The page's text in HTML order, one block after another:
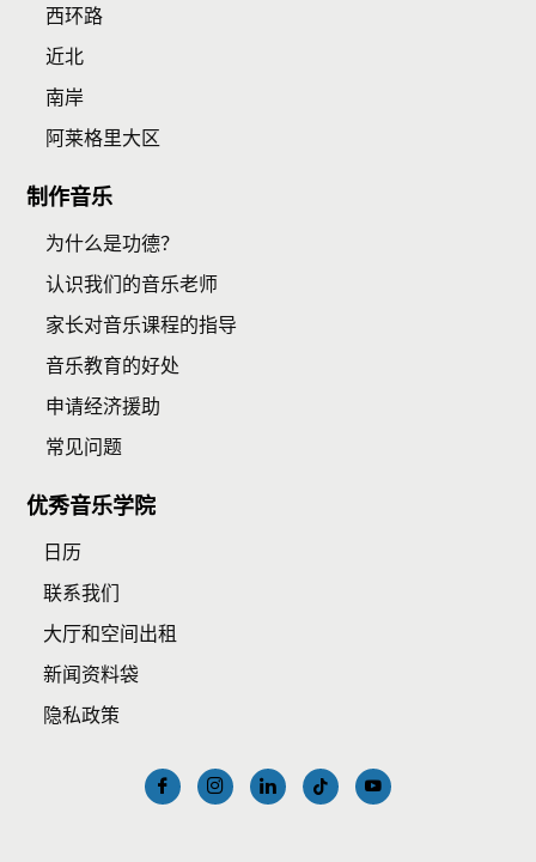
西环路
近北
南岸
阿莱格里大区
制作音乐
为什么是功德？
认识我们的音乐老师
家长对音乐课程的指导
音乐教育的好处
申请经济援助
常见问题
优秀音乐学院
日历
联系我们
大厅和空间出租
新闻资料袋
隐私政策